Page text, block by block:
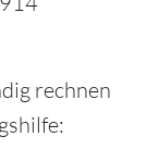
rechnen